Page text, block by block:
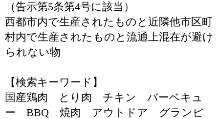
（告示第5条第4号に該当）
西都市内で生産されたものと近隣他市区町
村内で生産されたものと流通上混在が避け
られない物
【検索キーワード】
国産鶏肉 とり肉 チキン バーベキュ
ー BBQ 焼肉 アウトドア グランピ